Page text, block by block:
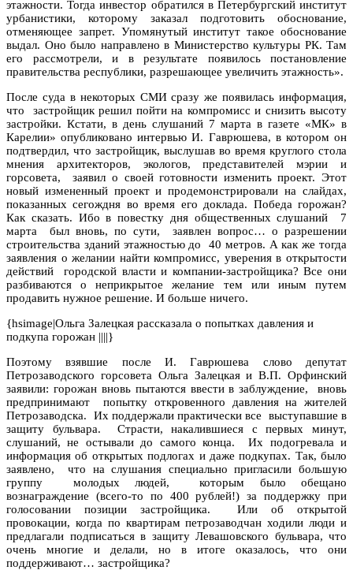
этажности. Тогда инвестор обратился в Петербургский институт
урбанистики, которому заказал подготовить обоснование,
отменяющее запрет. Упомянутый институт такое обоснование
выдал. Оно было направлено в Министерство культуры РК. Там
его рассмотрели, и в результате появилось постановление
правительства республики, разрешающее увеличить этажность».
После суда в некоторых СМИ сразу же появилась информация,
что застройщик решил пойти на компромисс и снизить высоту
застройки. Кстати, в день слушаний 7 марта в газете «МК» в
Карелии» опубликовано интервью И. Гаврюшева, в котором он
подтвердил, что застройщик, выслушав во время круглого стола
мнения архитекторов, экологов, представителей мэрии и
горсовета, заявил о своей готовности изменить проект. Этот
новый измененный проект и продемонстрировали на слайдах,
показанных сегождня во время его доклада. Победа горожан?
Как сказать. Ибо в повестку дня общественных слушаний 7
марта был вновь, по сути, заявлен вопрос… о разрешении
строительства зданий этажностью до 40 метров. А как же тогда
заявления о желании найти компромисс, уверения в открытости
действий городской власти и компании-застройщика? Все они
разбиваются о неприкрытое желание тем или иным путем
продавить нужное решение. И больше ничего.
{hsimage|Ольга Залецкая рассказала о попытках давления и
подкупа горожан ||||}
Поэтому взявшие после И. Гаврюшева слово депутат
Петрозаводского горсовета Ольга Залецкая и В.П. Орфинский
заявили: горожан вновь пытаются ввести в заблуждение, вновь
предпринимают попытку откровенного давления на жителей
Петрозаводска. Их поддержали практически все выступавшие в
защиту бульвара. Страсти, накалившиеся с первых минут,
слушаний, не остывали до самого конца. Их подогревала и
информация об открытых подлогах и даже подкупах. Так, было
заявлено, что на слушания специально пригласили большую
группу молодых людей, которым было обещано
вознаграждение (всего-то по 400 рублей!) за поддержку при
голосовании позиции застройщика. Или об открытой
провокации, когда по квартирам петрозаводчан ходили люди и
предлагали подписаться в защиту Левашовского бульвара, что
очень многие и делали, но в итоге оказалось, что они
поддерживают… застройщика?